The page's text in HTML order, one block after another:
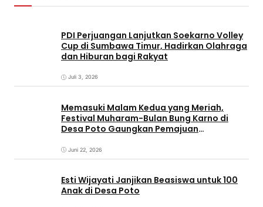
PDI Perjuangan Lanjutkan Soekarno Volley
Cup di Sumbawa Timur, Hadirkan Olahraga
dan Hiburan bagi Rakyat
Juli 3, 2026
Memasuki Malam Kedua yang Meriah,
Festival Muharam-Bulan Bung Karno di
Desa Poto Gaungkan Pemajuan
Juni 22, 2026
Esti Wijayati Janjikan Beasiswa untuk 100
Anak di Desa Poto